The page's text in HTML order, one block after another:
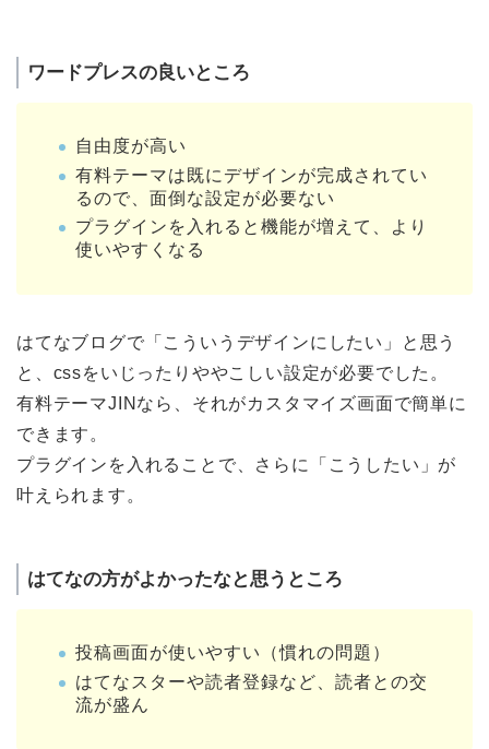
ワードプレスの良いところ
自由度が高い
有料テーマは既にデザインが完成されてい
るので、面倒な設定が必要ない
プラグインを入れると機能が増えて、より
使いやすくなる
はてなブログで「こういうデザインにしたい」と思う
と、cssをいじったりややこしい設定が必要でした。
有料テーマJINなら、それがカスタマイズ画面で簡単に
できます。
プラグインを入れることで、さらに「こうしたい」が
叶えられます。
はてなの方がよかったなと思うところ
投稿画面が使いやすい（慣れの問題）
はてなスターや読者登録など、読者との交
流が盛ん